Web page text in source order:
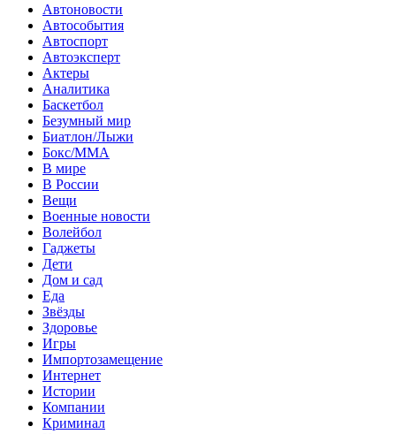
Автоновости
Автособытия
Автоспорт
Автоэксперт
Актеры
Аналитика
Баскетбол
Безумный мир
Биатлон/Лыжи
Бокс/MMA
В мире
В России
Вещи
Военные новости
Волейбол
Гаджеты
Дети
Дом и сад
Еда
Звёзды
Здоровье
Игры
Импортозамещение
Интернет
Истории
Компании
Криминал